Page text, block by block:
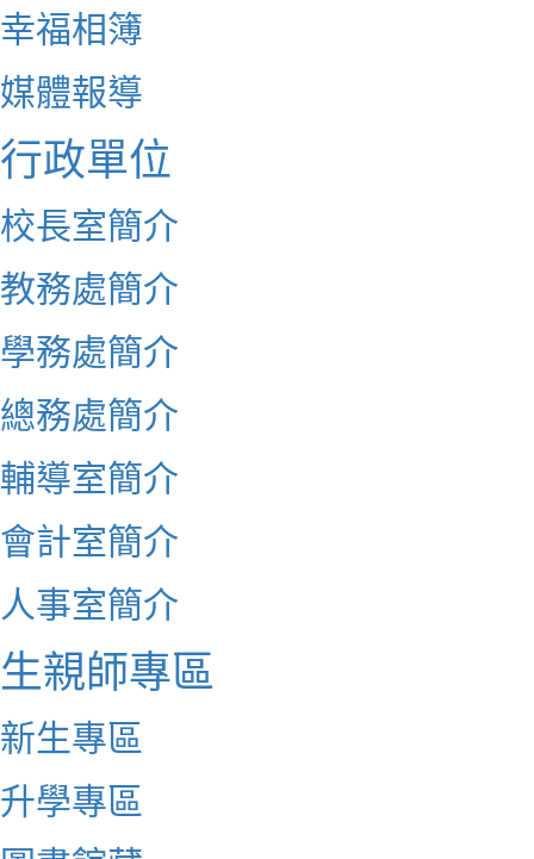
幸福相簿
媒體報導
行政單位
校長室簡介
教務處簡介
學務處簡介
總務處簡介
輔導室簡介
會計室簡介
人事室簡介
生親師專區
新生專區
升學專區